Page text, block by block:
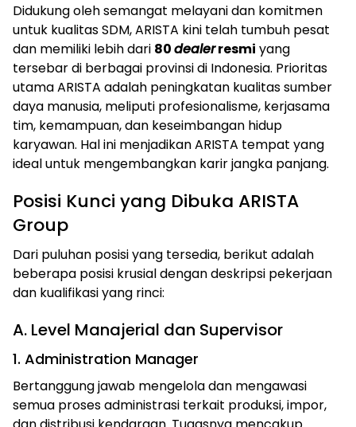
Didukung oleh semangat melayani dan komitmen
untuk kualitas SDM, ARISTA kini telah tumbuh pesat
dan memiliki lebih dari 80dealerresmi yang
tersebar di berbagai provinsi di Indonesia. Prioritas
utama ARISTA adalah peningkatan kualitas sumber
daya manusia, meliputi profesionalisme, kerjasama
tim, kemampuan, dan keseimbangan hidup
karyawan. Hal ini menjadikan ARISTA tempat yang
ideal untuk mengembangkan karir jangka panjang.
Posisi Kunci yang Dibuka ARISTA
Group
Dari puluhan posisi yang tersedia, berikut adalah
beberapa posisi krusial dengan deskripsi pekerjaan
dan kualifikasi yang rinci:
A. Level Manajerial dan Supervisor
1. Administration Manager
Bertanggung jawab mengelola dan mengawasi
semua proses administrasi terkait produksi, impor,